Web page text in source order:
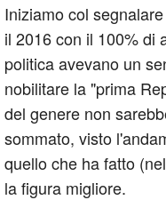
Iniziamo col
il 2016 con il 100% di
politica avevano un
nobilitare la "prima
del genere non
sommato, visto
quello che ha fatto
la figura migliore.